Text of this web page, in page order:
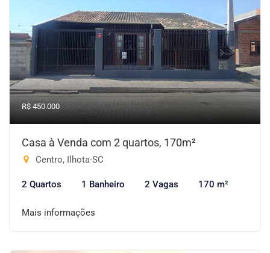
R$ 450.000
Casa à Venda com 2 quartos, 170m²
Centro, Ilhota-SC
2 Quartos 1 Banheiro 2 Vagas 170 m²
Mais informações